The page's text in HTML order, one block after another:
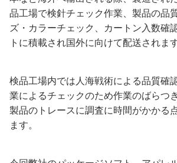
品工場で検針チェック作業、製品の品
ズ・カラーチェック、カートン入数確
トに積載され国外に向けて配送されます
検品工場内では人海戦術による品質確
業によるチェックのため作業のばらつ
製品のトレースに調査に時間がかかる
ます。